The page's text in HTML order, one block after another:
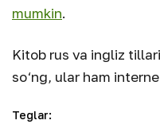
mumkin.
Kitob rus va ingliz
so‘ng, ular ham
Teglar: